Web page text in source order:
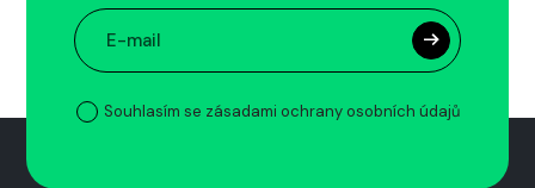
Souhlasím se zásadami ochrany osobních údajů